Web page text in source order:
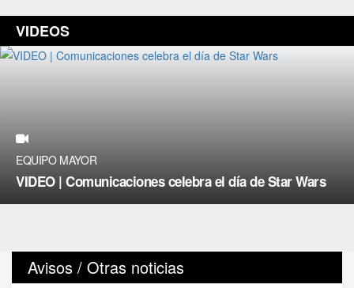
VIDEOS
EQUIPO MAYOR
VIDEO | Comunicaciones celebra el día de Star Wars
Avisos / Otras noticias